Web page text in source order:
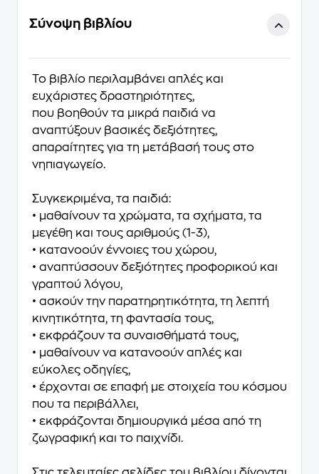
Σύνοψη βιβλίου
Το βιβλίο περιλαμβάνει απλές και
ευχάριστες δραστηριότητες,
που βοηθούν τα μικρά παιδιά να
αναπτύξουν βασικές δεξιότητες,
απαραίτητες για τη μετάβασή τους στο
νηπιαγωγείο.
Συγκεκριμένα, τα παιδιά:
• μαθαίνουν τα χρώματα, τα σχήματα, τα
μεγέθη και τους αριθμούς (1-3),
• κατανοούν έννοιες του χώρου,
• αναπτύσσουν δεξιότητες προφορικού και
γραπτού λόγου,
• ασκούν την παρατηρητικότητα, τη λεπτή
κινητικότητα, τη φαντασία τους,
• εκφράζουν τα συναισθήματά τους,
• μαθαίνουν να κατανοούν απλές και
εύκολες οδηγίες,
• έρχονται σε επαφή με στοιχεία του κόσμου
που τα περιβάλλει,
• εκφράζονται δημιουργικά μέσα από τη
ζωγραφική και το παιχνίδι.